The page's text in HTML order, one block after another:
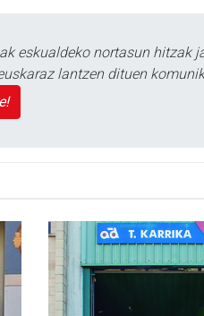
eskualdeko nortasun hitzak
lantzen dituen